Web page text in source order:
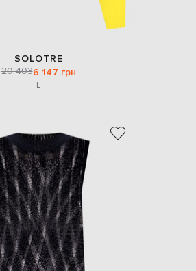
SOLOTRE
20 4036 147 грн
L